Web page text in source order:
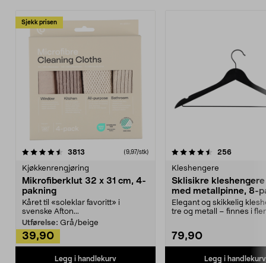
Sjekk prisen
3813 anmeldelser(9,97/stk)
Kjøkkenrengjøring
Mikrofiberklut 32 x 31 cm, 4-
pakning
Kåret til «soleklar favoritt» i
svenske Afton...
Utførelse: Grå/beige
39,90
Legg i handlekurv
4.5av 5 stjerner 256
Kleshengere
Sklisikre
med metallpinne, 8-
Elegant og skikkelig
tre og metall – finnes i
79,90
Legg i handlekurv
4.5av 5 stjerner